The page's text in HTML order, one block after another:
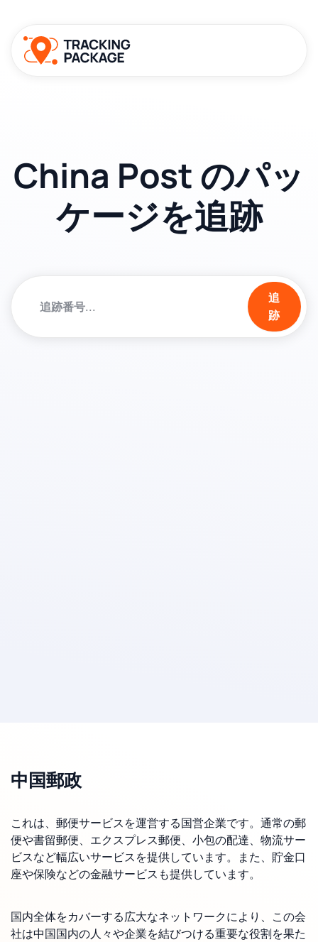
China Post のパッ
ケージを追跡
追
跡
中国郵政
これは、郵便サービスを運営する国営企業です。通常の郵
便や書留郵便、エクスプレス郵便、小包の配達、物流サー
ビスなど幅広いサービスを提供しています。また、貯金口
座や保険などの金融サービスも提供しています。
国内全体をカバーする広大なネットワークにより、この会
社は中国国内の人々や企業を結びつける重要な役割を果た